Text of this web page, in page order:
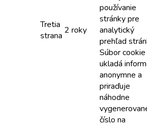
Tretia
strana 2 roky
používanie
stránky pre
analytický
prehľad
Súbor cookie
ukladá
anonymne a
priraďuje
náhodne
číslo na